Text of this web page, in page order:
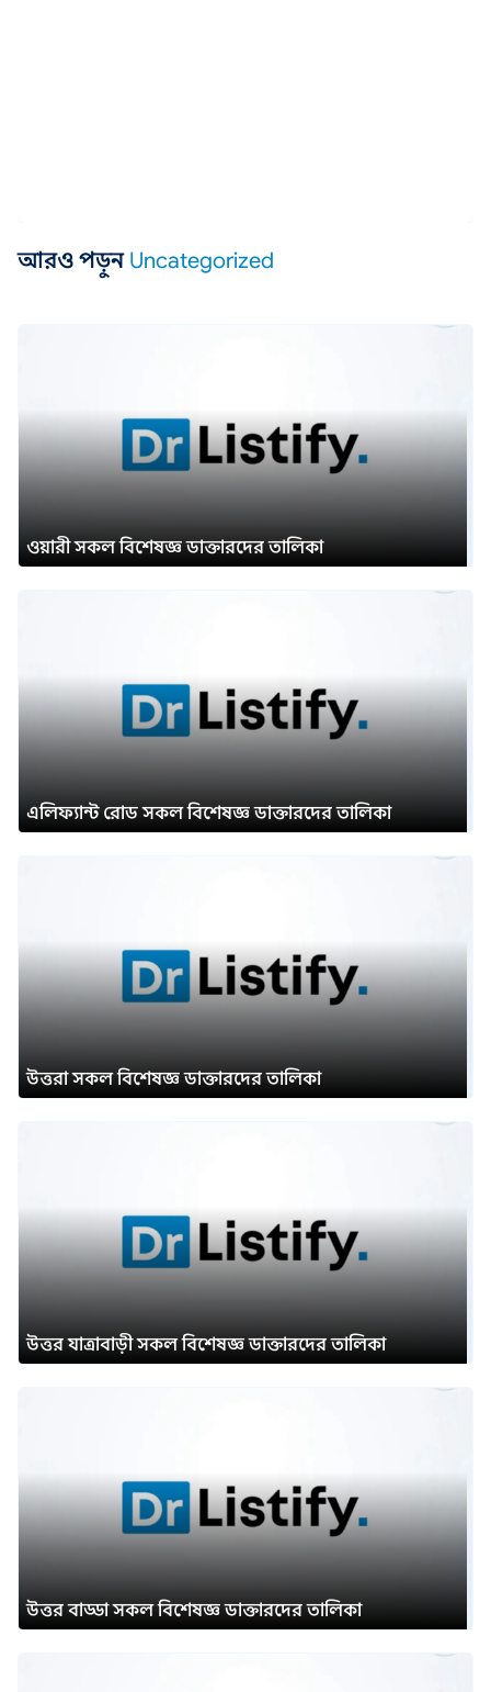
আরও পড়ুন Uncategorized
ওয়ারী সকল বিশেষজ্ঞ ডাক্তারদের তালিকা
এলিফ্যান্ট রোড সকল বিশেষজ্ঞ ডাক্তারদের তালিকা
উত্তরা সকল বিশেষজ্ঞ ডাক্তারদের তালিকা
উত্তর যাত্রাবাড়ী সকল বিশেষজ্ঞ ডাক্তারদের তালিকা
উত্তর বাড্ডা সকল বিশেষজ্ঞ ডাক্তারদের তালিকা